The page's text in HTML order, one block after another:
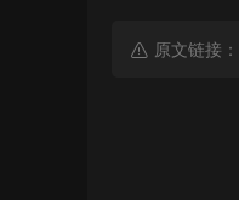
原文链接：